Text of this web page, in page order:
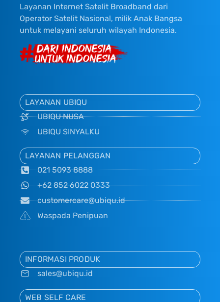
Layanan Internet Satelit Broadband dari
Operator Satelit Nasional, milik Anak Bangsa
untuk melayani seluruh wilayah Indonesia.
LAYANAN UBIQU
UBIQU NUSA
UBIQU SINYALKU
LAYANAN PELANGGAN
021 5093 8888
+62 852 6022 0333
customercare@ubiqu.id
Waspada Penipuan
INFORMASI PRODUK
sales@ubiqu.id
WEB SELF CARE